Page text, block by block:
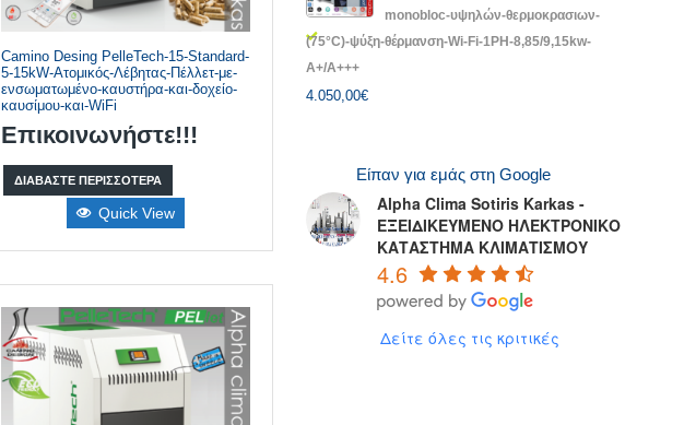
Camino Desing PelleTech-15-Standard-
5-15kW-Ατομικός-Λέβητας-Πέλλετ-με-
ενσωματωμένο-καυστήρα-και-δοχείο-
καυσίμου-και-WiFi
Επικοινωνήστε!!!
ΔΙΑΒΆΣΤΕ ΠΕΡΙΣΣΌΤΕΡΑ
Quick View
monobloc-υψηλών-θερμοκρασιων-
(75°C)-ψύξη-θέρμανση-Wi-Fi-1PH-8,85/9,15kw-
A+/A+++
4.050,00€
Είπαν για εμάς στη Google
Alpha Clima Sotiris Karkas -
ΕΞΕΙΔΙΚΕΥΜΕΝΟ ΗΛΕΚΤΡΟΝΙΚΟ
ΚΑΤΑΣΤΗΜΑ ΚΛΙΜΑΤΙΣΜΟΥ
4.6
Δείτε όλες τις κριτικές